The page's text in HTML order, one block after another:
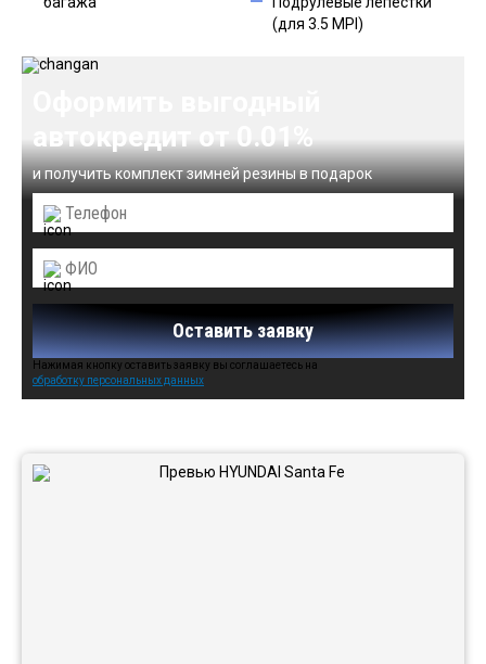
(для 3.5 MPI)
автокредит от 0.01%
и получить комплект зимней резины в подарок
Оставить заявку
Нажимая кнопку оставить заявку вы соглашаетесь на
обработку персональных данных